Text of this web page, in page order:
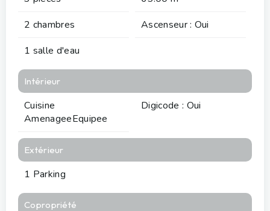
2 chambres
Ascenseur : Oui
1 salle d'eau
Intérieur
Cuisine
AmenageeEquipee
Digicode : Oui
Extérieur
1 Parking
Copropriété